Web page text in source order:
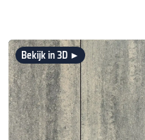
Bekijk in 3D ►